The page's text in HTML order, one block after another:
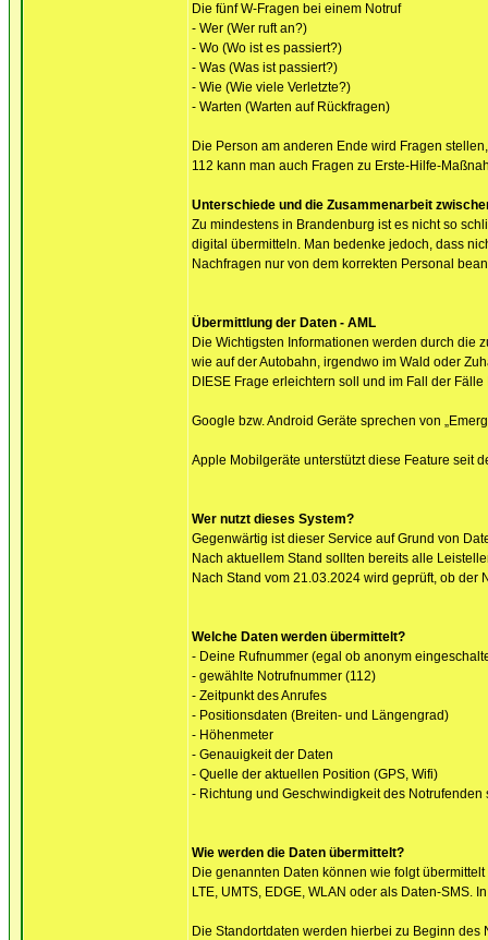
Die fünf W-Fragen bei einem Notruf
- Wer (Wer ruft an?)
- Wo (Wo ist es passiert?)
- Was (Was ist passiert?)
- Wie (Wie viele Verletzte?)
- Warten (Warten auf Rückfragen)
Die Person am anderen Ende wird Fragen
112 kann man auch Fragen zu Erste-Hilfe-
Unterschiede und die Zusammenarbeit
Zu mindestens in Brandenburg ist es nicht so
digital übermitteln. Man bedenke jedoch, dass
Nachfragen nur von dem korrekten Personal
Übermittlung der Daten - AML
Die Wichtigsten Informationen werden durch die
wie auf der Autobahn, irgendwo im Wald oder
DIESE Frage erleichtern soll und im Fall der
Google bzw. Android Geräte sprechen von
Apple Mobilgeräte unterstützt diese Feature seit
Wer nutzt dieses System?
Gegenwärtig ist dieser Service auf Grund von
Nach aktuellem Stand sollten bereits alle
Nach Stand vom 21.03.2024 wird geprüft, ob
Welche Daten werden übermittelt?
- Deine Rufnummer (egal ob anonym
- gewählte Notrufnummer (112)
- Zeitpunkt des Anrufes
- Positionsdaten (Breiten- und Längengrad)
- Höhenmeter
- Genauigkeit der Daten
- Quelle der aktuellen Position (GPS, Wifi)
- Richtung und Geschwindigkeit des Notrufenden
Wie werden die Daten übermittelt?
Die genannten Daten können wie folgt
LTE, UMTS, EDGE, WLAN oder als Daten-
Die Standortdaten werden hierbei zu Beginn